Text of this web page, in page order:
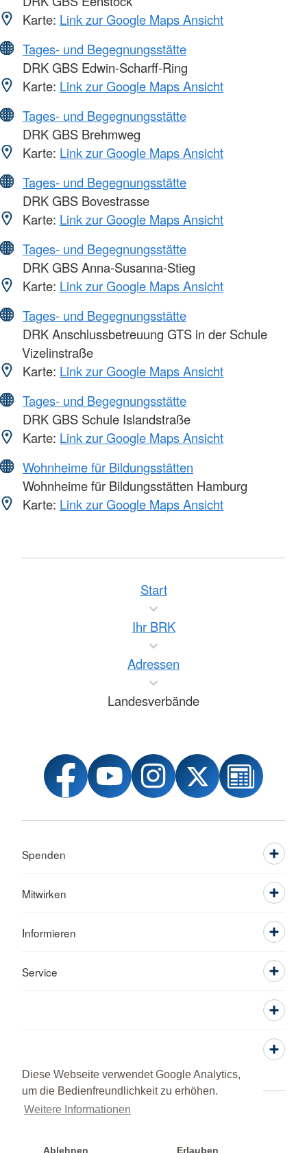
Diese Webseite verwendet Google Analytics,
um die Bedienfreundlichkeit zu erhöhen.
Weitere Informationen
Ablehnen Erlauben
Karte: Link zur Google Maps Ansicht
Tages- und Begegnungsstätte
DRK GBS Edwin-Scharff-Ring
Karte: Link zur Google Maps Ansicht
Tages- und Begegnungsstätte
DRK GBS Brehmweg
Karte: Link zur Google Maps Ansicht
Tages- und Begegnungsstätte
DRK GBS Bovestrasse
Karte: Link zur Google Maps Ansicht
Tages- und Begegnungsstätte
DRK GBS Anna-Susanna-Stieg
Karte: Link zur Google Maps Ansicht
Tages- und Begegnungsstätte
DRK Anschlussbetreuung GTS in der Schule
Vizelinstraße
Karte: Link zur Google Maps Ansicht
Tages- und Begegnungsstätte
DRK GBS Schule Islandstraße
Karte: Link zur Google Maps Ansicht
Wohnheime für Bildungsstätten
Wohnheime für Bildungsstätten Hamburg
Karte: Link zur Google Maps Ansicht
Start
Ihr BRK
Adressen
Landesverbände
Spenden
Mitwirken
Informieren
Service
Sitemap Datenschutz
© 2026 Kreisverband Tirschenreuth